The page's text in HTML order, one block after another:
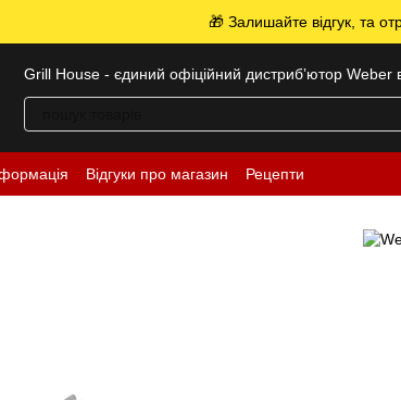
🎁 Залишайте відгук, та
Grill House - єдиний офіційний дистрибʼютор Weber в
Відгуки про магазин Рецепти